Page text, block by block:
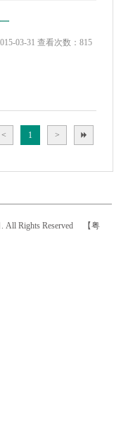
03-31 查看次数：815
< 1 >
All Rights Reserved
【粤